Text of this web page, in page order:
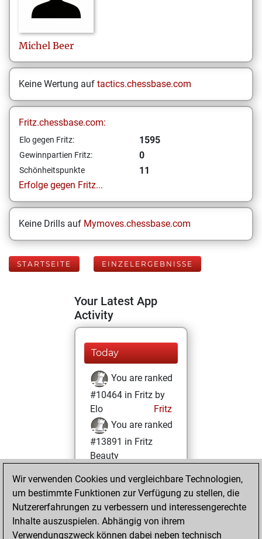
Michel Beer
Keine Wertung auf tactics.chessbase.com
Fritz.chessbase.com:
Elo gegen Fritz: 1595
Gewinnpartien Fritz: 0
Schönheitspunkte
11
Erfolge gegen Fritz...
Keine Drills auf Mymoves.chessbase.com
STARTSEITE EINZELERGEBNISSE
Your Latest App
Activity
Today
You are ranked
#10464 in Fritz by
Elo
Fritz
You are ranked
#13891 in Fritz
Beauty
Mittwoch,
Dezember 23,
2020
You achieved a
Wir verwenden Cookies und vergleichbare Technologien,
um bestimmte Funktionen zur Verfügung zu stellen, die
Nutzererfahrungen zu verbessern und interessengerechte
Inhalte auszuspielen. Abhängig von ihrem
Verwendungszweck können dabei neben technisch